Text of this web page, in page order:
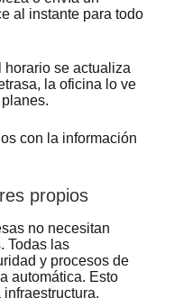
al instante para todo
horario se actualiza
la oficina lo ve
con la información
propios
no necesitan
Todas las
y procesos de
automática. Esto